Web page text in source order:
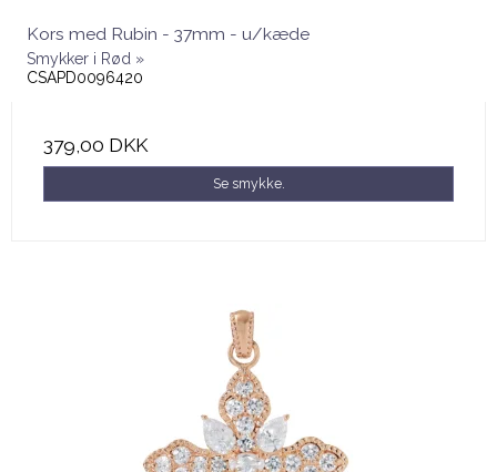
Kors med Rubin - 37mm - u/kæde
Smykker i Rød »
CSAPD0096420
379,00 DKK
Se smykke.